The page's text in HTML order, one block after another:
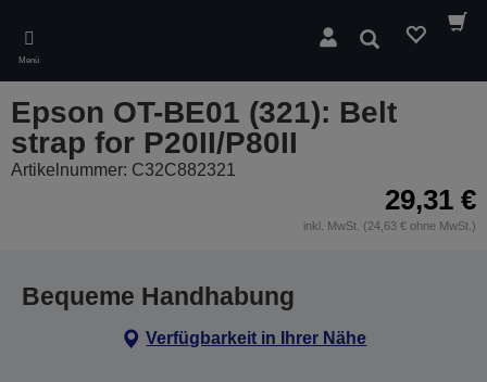
main
content
Menü
Suchen
Epson OT-BE01 (321): Belt
strap for P20II/P80II
Artikelnummer: C32C882321
29,31 €
inkl. MwSt. (24,63 € ohne MwSt.)
Bequeme Handhabung
Verfügbarkeit in Ihrer Nähe